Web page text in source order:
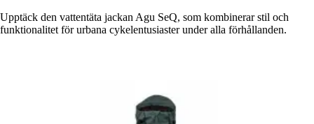
Upptäck den vattentäta jackan Agu SeQ, som kombinerar stil och
funktionalitet för urbana cykelentusiaster under alla förhållanden.